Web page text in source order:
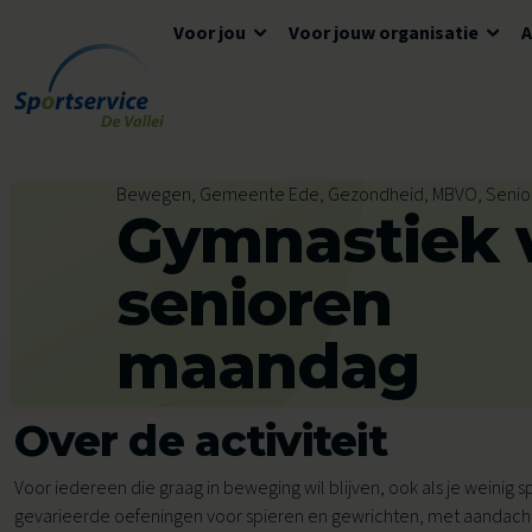
Ga naar de inhoud
Voor jou
Openingstijden
Tickets en reserveren
Tarieven
Ons aanbod voor jou
Voor kinderen
Voor jouw organisatie
Lokaal Sportakkoord
Meedoen
Voor scholen
Avond4Daagse
Algemene voorwaarden
Tarieven
Veelgestelde vragen
Bewegen, Gemeente Ede, Gezondheid, MBVO,
Gymnastiek
senioren
maandag
Over de activiteit
Voor iedereen die graag in beweging wil blijven, ook als je weinig
gevarieerde oefeningen voor spieren en gewrichten, met